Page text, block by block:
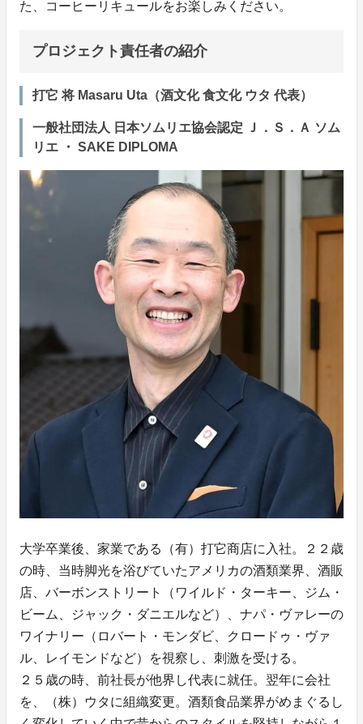
た、コーヒーリキュールをお楽しみください。
プロジェクト責任者の紹介
打它 将 Masaru Uta（酒文化 食文化 ウタ 代表）
一般社団法人 日本ソムリエ協会認定 Ｊ．Ｓ．Ａ ソム
リエ ・ SAKE DIPLOMA
大学卒業後、家業である（有）打它商店に入社。２２歳
の時、当時脚光を浴びていたアメリカの酒類業界、酒販
店、バーボンストリート（ワイルド・ターキー、ジム・
ビーム、ジャック・ダニエルなど）、ナパ・ヴァレーの
ワイナリー（ロバート・モンダビ、クロードゥ・ヴァ
ル、レイモンドなど）を視察し、刺激を受ける。
２５歳の時、前社長が他界し代表に就任。翌年に会社
を、（株）ウタに組織変更。酒類食品業界がめまぐるし